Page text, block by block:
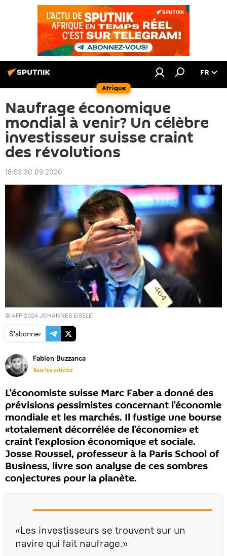
Afrique
FR
Naufrage économique
mondial à venir? Un célèbre
investisseur suisse craint
des révolutions
18:53 30.09.2020
© AFP 2024 JOHANNES EISELE
S'abonner
Fabien Buzzanca
Tous les articles
L’économiste suisse Marc Faber a donné des
prévisions pessimistes concernant l’économie
mondiale et les marchés. Il fustige une bourse
«totalement décorrélée de l’économie» et
craint l’explosion économique et sociale.
Josse Roussel, professeur à la Paris School of
Business, livre son analyse de ces sombres
conjectures pour la planète.
«Les investisseurs se trouvent sur un
navire qui fait naufrage.»